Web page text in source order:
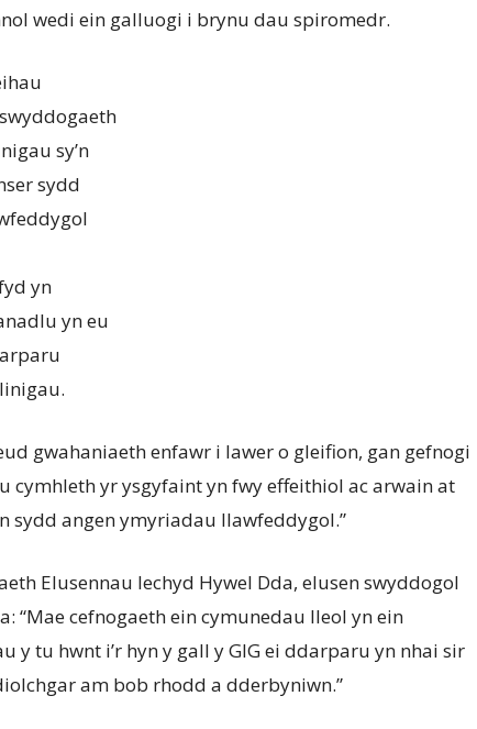
wedi ein galluogi i brynu dau spiromedr.
sy’n
sydd
yn
yn eu
gwahaniaeth enfawr i lawer o gleifion, gan gefnogi
cymhleth yr ysgyfaint yn fwy effeithiol ac arwain at
sydd angen ymyriadau llawfeddygol.”
Elusennau Iechyd Hywel Dda, elusen swyddogol
“Mae cefnogaeth ein cymunedau lleol yn ein
y tu hwnt i’r hyn y gall y GIG ei ddarparu yn nhai sir
am bob rhodd a dderbyniwn.”